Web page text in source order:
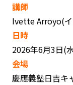
講師
Ivette Arroyo(
日時
2026年6月3日(
会場
慶應義塾日吉キ